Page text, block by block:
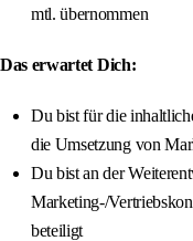
mtl. übernommen
Das erwartet Dich:
Du bist für die
die Umsetzung von
Du bist an der
Marketing-/
beteiligt